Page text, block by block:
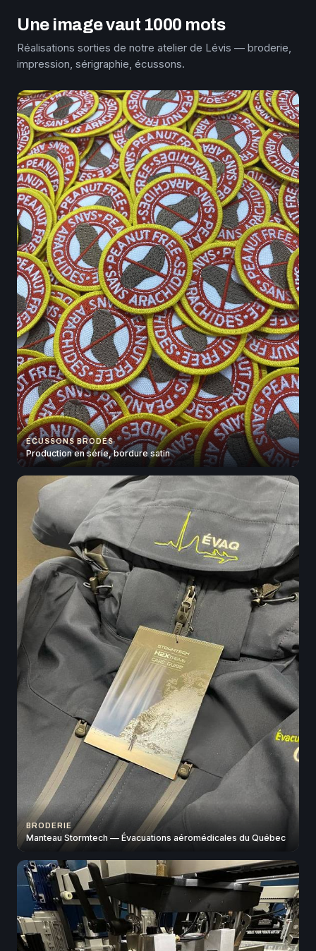
Une image vaut 1000 mots
Réalisations sorties de notre atelier de Lévis — broderie,
impression, sérigraphie, écussons.
ÉCUSSONS BRODÉS
Production en série, bordure satin
BRODERIE
Manteau Stormtech — Évacuations aéromédicales du Québec